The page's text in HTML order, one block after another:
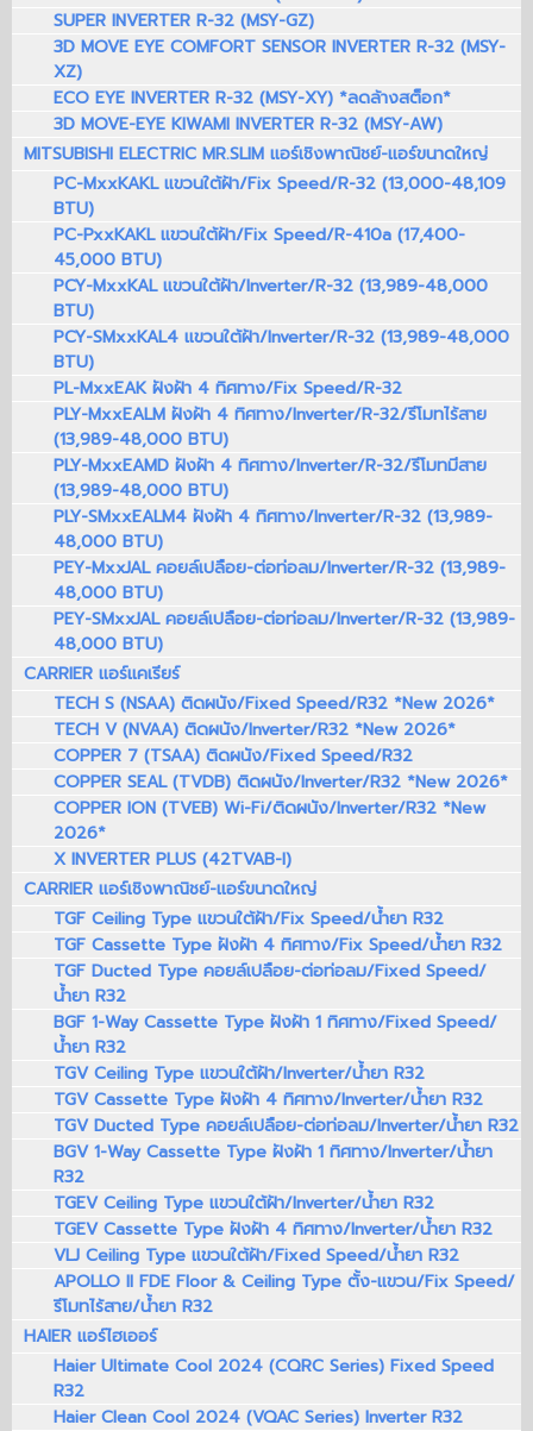
SUPER INVERTER R-32 (MSY-GZ)
3D MOVE EYE COMFORT SENSOR INVERTER R-32 (MSY-
XZ)
ECO EYE INVERTER R-32 (MSY-XY) *ลดล้างสต็อก*
3D MOVE-EYE KIWAMI INVERTER R-32 (MSY-AW)
MITSUBISHI ELECTRIC MR.SLIM แอร์เชิงพาณิชย์-แอร์ขนาดใหญ่
PC-MxxKAKL แขวนใต้ฝ้า/Fix Speed/R-32 (13,000-48,109
BTU)
PC-PxxKAKL แขวนใต้ฝ้า/Fix Speed/R-410a (17,400-
45,000 BTU)
PCY-MxxKAL แขวนใต้ฝ้า/Inverter/R-32 (13,989-48,000
BTU)
PCY-SMxxKAL4 แขวนใต้ฝ้า/Inverter/R-32 (13,989-48,000
BTU)
PL-MxxEAK ฝังฝ้า 4 ทิศทาง/Fix Speed/R-32
PLY-MxxEALM ฝังฝ้า 4 ทิศทาง/Inverter/R-32/รีโมทไร้สาย
(13,989-48,000 BTU)
PLY-MxxEAMD ฝังฝ้า 4 ทิศทาง/Inverter/R-32/รีโมทมีสาย
(13,989-48,000 BTU)
PLY-SMxxEALM4 ฝังฝ้า 4 ทิศทาง/Inverter/R-32 (13,989-
48,000 BTU)
PEY-MxxJAL คอยล์เปลือย-ต่อท่อลม/Inverter/R-32 (13,989-
48,000 BTU)
PEY-SMxxJAL คอยล์เปลือย-ต่อท่อลม/Inverter/R-32 (13,989-
48,000 BTU)
CARRIER แอร์แคเรียร์
TECH S (NSAA) ติดผนัง/Fixed Speed/R32 *New 2026*
TECH V (NVAA) ติดผนัง/Inverter/R32 *New 2026*
COPPER 7 (TSAA) ติดผนัง/Fixed Speed/R32
COPPER SEAL (TVDB) ติดผนัง/Inverter/R32 *New 2026*
COPPER ION (TVEB) Wi-Fi/ติดผนัง/Inverter/R32 *New
2026*
X INVERTER PLUS (42TVAB-I)
CARRIER แอร์เชิงพาณิชย์-แอร์ขนาดใหญ่
TGF Ceiling Type แขวนใต้ฝ้า/Fix Speed/น้ำยา R32
TGF Cassette Type ฝังฝ้า 4 ทิศทาง/Fix Speed/น้ำยา R32
TGF Ducted Type คอยล์เปลือย-ต่อท่อลม/Fixed Speed/
น้ำยา R32
BGF 1-Way Cassette Type ฝังฝ้า 1 ทิศทาง/Fixed Speed/
น้ำยา R32
TGV Ceiling Type แขวนใต้ฝ้า/Inverter/น้ำยา R32
TGV Cassette Type ฝังฝ้า 4 ทิศทาง/Inverter/น้ำยา R32
TGV Ducted Type คอยล์เปลือย-ต่อท่อลม/Inverter/น้ำยา R32
BGV 1-Way Cassette Type ฝังฝ้า 1 ทิศทาง/Inverter/น้ำยา
R32
TGEV Ceiling Type แขวนใต้ฝ้า/Inverter/น้ำยา R32
TGEV Cassette Type ฝังฝ้า 4 ทิศทาง/Inverter/น้ำยา R32
VLJ Ceiling Type แขวนใต้ฝ้า/Fixed Speed/น้ำยา R32
APOLLO II FDE Floor & Ceiling Type ตั้ง-แขวน/Fix Speed/
รีโมทไร้สาย/น้ำยา R32
HAIER แอร์ไฮเออร์
Haier Ultimate Cool 2024 (CQRC Series) Fixed Speed
R32
Haier Clean Cool 2024 (VQAC Series) Inverter R32